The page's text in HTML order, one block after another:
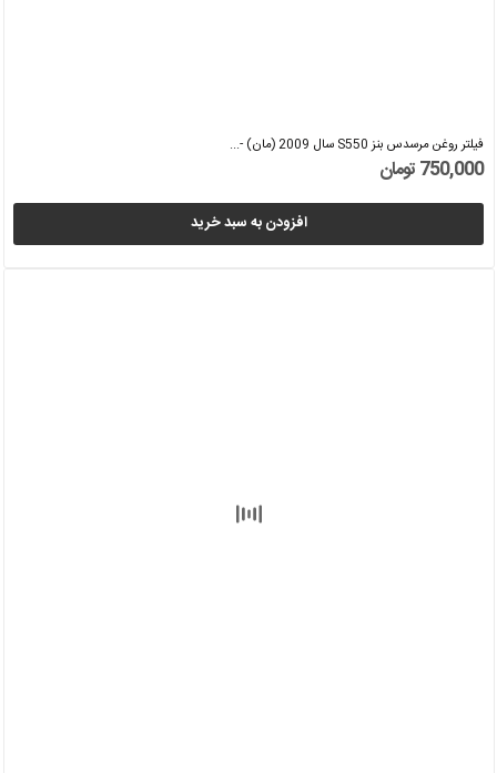
فیلتر روغن مرسدس بنز S550 سال 2009 (مان) -...
750,000 تومان
افزودن به سبد خرید